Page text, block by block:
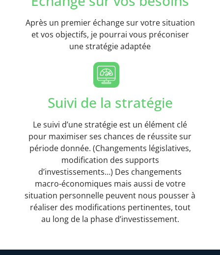
Après un premier échange sur votre situation
et vos objectifs, je pourrai vous préconiser
une stratégie adaptée
Suivi de la stratégie
Le suivi d’une stratégie est un élément clé
pour maximiser ses chances de réussite sur
période donnée. (Changements législatives,
modification des supports
d’investissements…) Des changements
macro-économiques mais aussi de votre
situation personnelle peuvent nous pousser à
réaliser des modifications pertinentes, tout
au long de la phase d’investissement.